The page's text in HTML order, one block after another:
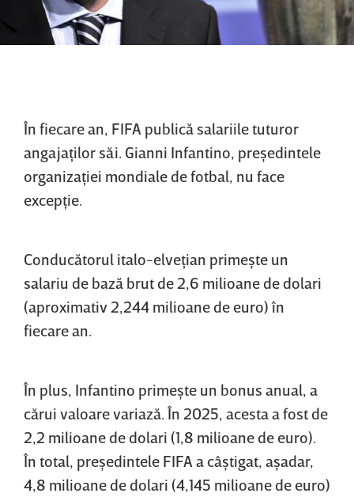
În fiecare an, FIFA publică salariile tuturor
angajaţilor săi. Gianni Infantino, preşedintele
organizaţiei mondiale de fotbal, nu face
excepţie.
Conducătorul italo-elveţian primeşte un
salariu de bază brut de 2,6 milioane de dolari
(aproximativ 2,244 milioane de euro) în
fiecare an.
În plus, Infantino primeşte un bonus anual, a
cărui valoare variază. În 2025, acesta a fost de
2,2 milioane de dolari (1,8 milioane de euro).
În total, preşedintele FIFA a câştigat, aşadar,
4,8 milioane de dolari (4,145 milioane de euro)